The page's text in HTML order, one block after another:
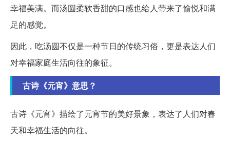
幸福美满。而汤圆柔软香甜的口感也给人带来了愉悦和满
足的感觉。
因此，吃汤圆不仅是一种节日的传统习俗，更是表达人们
对幸福家庭生活向往的象征。
古诗《元宵》意思？
古诗《元宵》描绘了元宵节的美好景象，表达了人们对春
天和幸福生活的向往。